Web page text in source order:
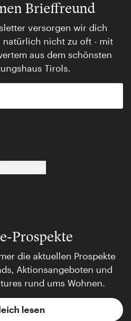
Brieffreund
versorgen wir dich
natürlich nicht zu oft - mit
aus dem schönsten
Tirols.
Prospekte
die aktuellen Prospekte
Aktionsangeboten und
rund ums Wohnen.
lesen